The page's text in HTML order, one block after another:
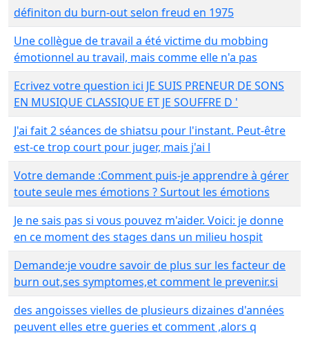
définiton du burn-out selon freud en 1975
Une collègue de travail a été victime du mobbing
émotionnel au travail, mais comme elle n'a pas
Ecrivez votre question ici JE SUIS PRENEUR DE SONS
EN MUSIQUE CLASSIQUE ET JE SOUFFRE D '
J'ai fait 2 séances de shiatsu pour l'instant. Peut-être
est-ce trop court pour juger, mais j'ai l
Votre demande :Comment puis-je apprendre à gérer
toute seule mes émotions ? Surtout les émotions
Je ne sais pas si vous pouvez m'aider. Voici: je donne
en ce moment des stages dans un milieu hospit
Demande:je voudre savoir de plus sur les facteur de
burn out,ses symptomes,et comment le prevenir.si
des angoisses vielles de plusieurs dizaines d'années
peuvent elles etre gueries et comment ,alors q